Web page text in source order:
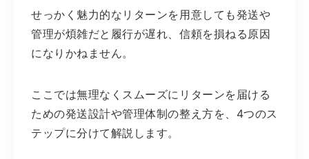
せっかく魅力的なリターンを用意しても発送や
管理が煩雑だと履行が遅れ、信頼を損ねる原因
になりかねません。
ここでは無理なくスムーズにリターンを届ける
ための発送設計や管理体制の整え方を、4つのス
テップに分けて解説します。